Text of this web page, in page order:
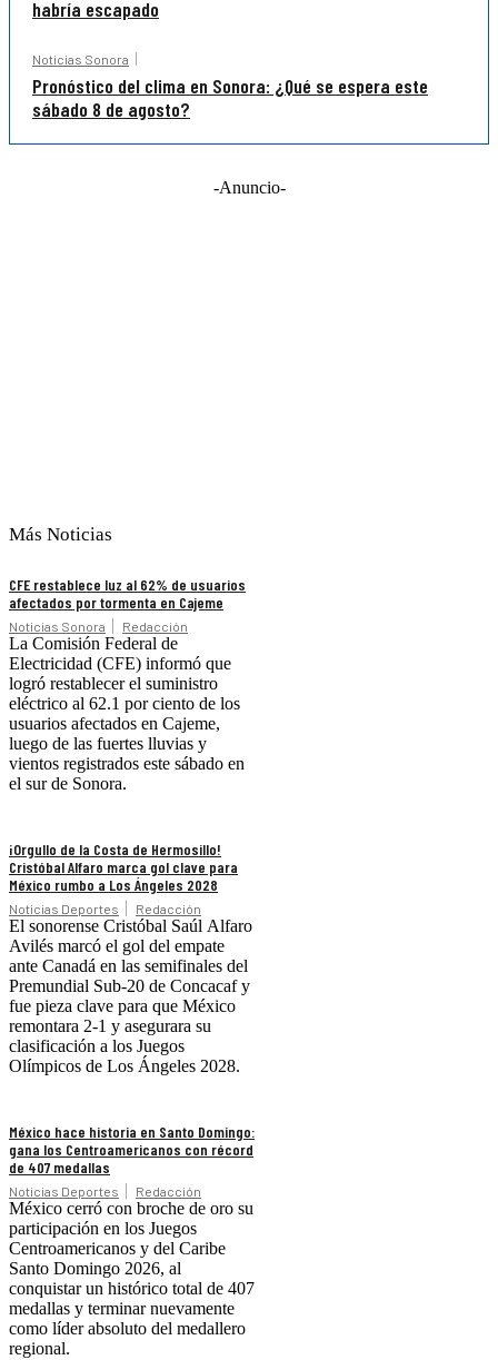
habría escapado
Noticias Sonora
Pronóstico del clima en Sonora: ¿Qué se espera este
sábado 8 de agosto?
-Anuncio-
Más Noticias
CFE restablece luz al 62% de usuarios
afectados por tormenta en Cajeme
Noticias Sonora Redacción
La Comisión Federal de
Electricidad (CFE) informó que
logró restablecer el suministro
eléctrico al 62.1 por ciento de los
usuarios afectados en Cajeme,
luego de las fuertes lluvias y
vientos registrados este sábado en
el sur de Sonora.
¡Orgullo de la Costa de Hermosillo!
Cristóbal Alfaro marca gol clave para
México rumbo a Los Ángeles 2028
Noticias Deportes Redacción
El sonorense Cristóbal Saúl Alfaro
Avilés marcó el gol del empate
ante Canadá en las semifinales del
Premundial Sub-20 de Concacaf y
fue pieza clave para que México
remontara 2-1 y asegurara su
clasificación a los Juegos
Olímpicos de Los Ángeles 2028.
México hace historia en Santo Domingo:
gana los Centroamericanos con récord
de 407 medallas
Noticias Deportes Redacción
México cerró con broche de oro su
participación en los Juegos
Centroamericanos y del Caribe
Santo Domingo 2026, al
conquistar un histórico total de 407
medallas y terminar nuevamente
como líder absoluto del medallero
regional.